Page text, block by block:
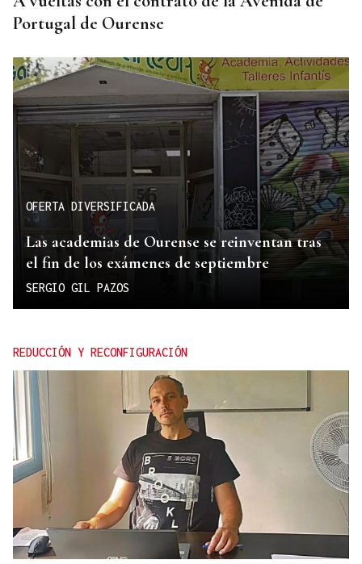
Portugal de Ourense
OFERTA DIVERSIFICADA
Las academias de Ourense se reinventan tras
el fin de los exámenes de septiembre
SERGIO GIL PAZOS
REDUCCIÓN Y RECONFIGURACIÓN